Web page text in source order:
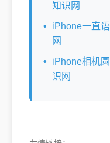
知识网
iPhone一直
网
iPhone相机
识网